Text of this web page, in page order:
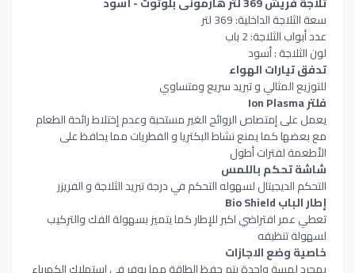
سعة الثلاجة الداخلية: 369 لتر
عدد أبواب الثلاجة: 2 باب
لون الثلاجة : أسود
تدفق تيارات الهواء
للتوزيع المثالي و تبريد سريع ومتساوي
فلتر Ion Plasma
يعمل على إمتصاص الروائح الغير مستحبة وعدم إختلاط رائحة الطعام
مع بعضها كما يمنع نشاط البكتريا و الفطريات مما يحافظ على
الأطعمة لفترات أطول
شاشة تحكم باللمس
التحكم الديجيتال لسهوله التحكم في درجة تبريد الثلاجة و الفريزر
إطار الباب Bio Shield
تعطي عمر افتراضي اكبر للإطار كما يتميز بسهولة الفك والتركيب
لسهولة تنظيفه
خاصية وضع الاجازات
بمجرد لمسة واحدة يتم حفظ الطاقة مما يوفر في استهلاك الكهرباء